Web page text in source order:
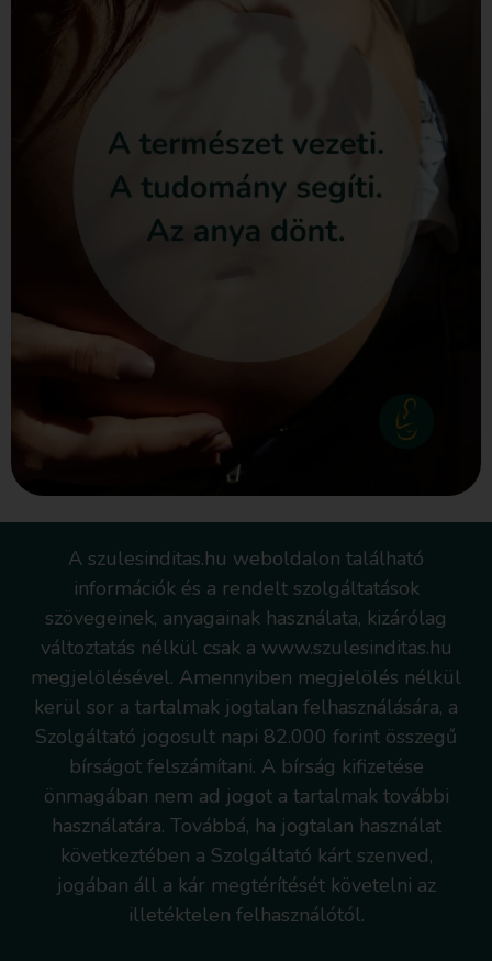
A szulesinditas.hu weboldalon található
információk és a rendelt szolgáltatások
szövegeinek, anyagainak használata, kizárólag
változtatás nélkül csak a www.szulesinditas.hu
megjelölésével. Amennyiben megjelölés nélkül
kerül sor a tartalmak jogtalan felhasználására, a
Szolgáltató jogosult napi 82.000 forint összegű
bírságot felszámítani. A bírság kifizetése
önmagában nem ad jogot a tartalmak további
használatára. Továbbá, ha jogtalan használat
következtében a Szolgáltató kárt szenved,
jogában áll a kár megtérítését követelni az
illetéktelen felhasználótól.